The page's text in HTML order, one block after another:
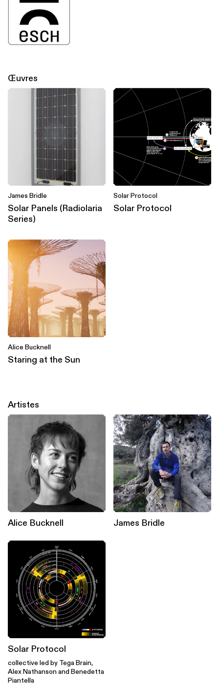
Œuvres
Solar Panels (Radiolaria
Series)
James Bridle
Solar Protocol
Solar Protocol
Staring at the Sun
Alice Bucknell
Artistes
Alice Bucknell James Bridle
Solar Protocol
collective led by Tega Brain,
Alex Nathanson and Benedetta
Piantella